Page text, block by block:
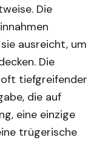
Die
ausreicht, um
Die
tiefgreifender
die auf
eine einzige
trügerische